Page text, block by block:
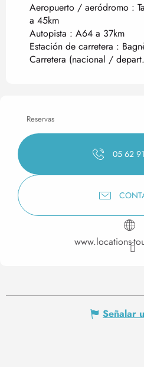
Aeropuerto / aeródromo :
a 45km
Autopista : A64 a 37km
Estación de carretera :
Carretera (nacional /
Reservas
05 62
www.locations-
Señalar